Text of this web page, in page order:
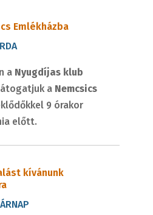
Emlékházba
a Nyugdíjas klub
a Nemcsics
9 órakor
előtt.
kívánunk